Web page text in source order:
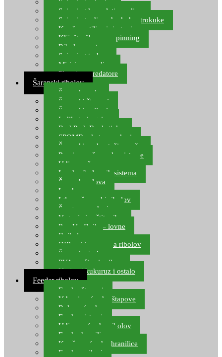
Spinning setovi
Spinning kompleti varalica
Spinning udice, dvokuke, trokuke
Kopče, vrtilice i ringovi
Kliješta, škare za spinning
Ribolov pastrve
Spinning torbe
Mirisi za varalice
Plovci za predatore
Šaranski ribolov
Šaranske role
Šaranski štapovi
Šaranski najloni
Indikatori ugriza
Rod Pod, Banksticks
SPOMB rakete, markeri
Šaranski podmetači, mreže
Pernice za šaranske sisteme
Udice za šarana, amura
Izrada ribolovnih sistema
Šaranska olova
Leadcore
Igle za šaranski ribolov
Špage, upredenice
Vaganje i zaštita ribe
Pop Up Boile – lovne
Boile lovne
DIP-ovi i arome za ribolov
Šaranske torbe
PVA vrećice i pribor
Umjetni kukuruz i ostalo
Feeder ribolov
Feeder štapovi
Vrhovi za feeder štapove
Role za feeder
Feeder sistemi
Udice za feeder ribolov
Feeder hranilice
Kopče za feeder hranilice
Feeder najloni